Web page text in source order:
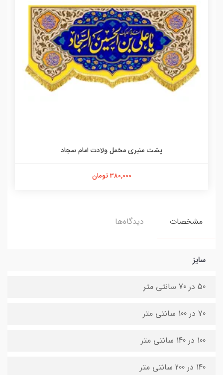
پشت منبری مخمل ولادت امام سجاد
380,000 تومان
مشخصات دیدگاه‌ها
سایز
50 در 70 سانتی متر
70 در 100 سانتی متر
100 در 140 سانتی متر
140 در 200 سانتی متر